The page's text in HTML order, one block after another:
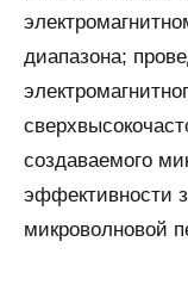
диапазона;
создаваемого
эффективности
микроволновой